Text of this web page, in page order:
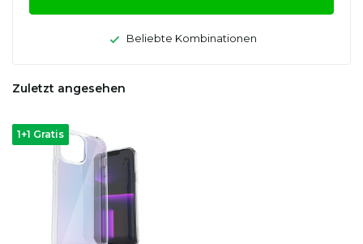
Beliebte Kombinationen
Zuletzt angesehen
1+1 Gratis